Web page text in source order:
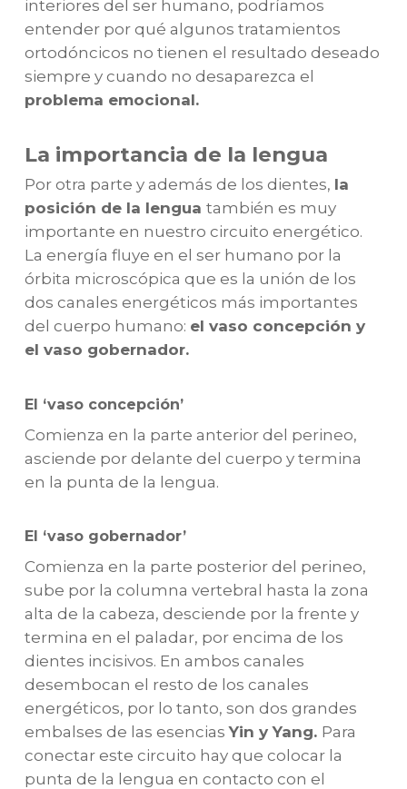
interiores del ser humano, podríamos
entender por qué algunos tratamientos
ortodóncicos no tienen el resultado deseado
siempre y cuando no desaparezca el
problema emocional.
La importancia de la lengua
Por otra parte y además de los dientes, la
posición de la lengua también es muy
importante en nuestro circuito energético.
La energía fluye en el ser humano por la
órbita microscópica que es la unión de los
dos canales energéticos más importantes
del cuerpo humano: el vaso concepción y
el vaso gobernador.
El ‘vaso concepción’
Comienza en la parte anterior del perineo,
asciende por delante del cuerpo y termina
en la punta de la lengua.
El ‘vaso gobernador’
Comienza en la parte posterior del perineo,
sube por la columna vertebral hasta la zona
alta de la cabeza, desciende por la frente y
termina en el paladar, por encima de los
dientes incisivos. En ambos canales
desembocan el resto de los canales
energéticos, por lo tanto, son dos grandes
embalses de las esenciasYin y Yang. Para
conectar este circuito hay que colocar la
punta de la lengua en contacto con el